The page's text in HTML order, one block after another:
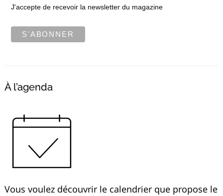
J'accepte de recevoir la newsletter du magazine
À l’agenda
Vous voulez découvrir le calendrier que propose le